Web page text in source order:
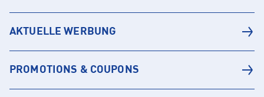
AKTUELLE WERBUNG
PROMOTIONS & COUPONS